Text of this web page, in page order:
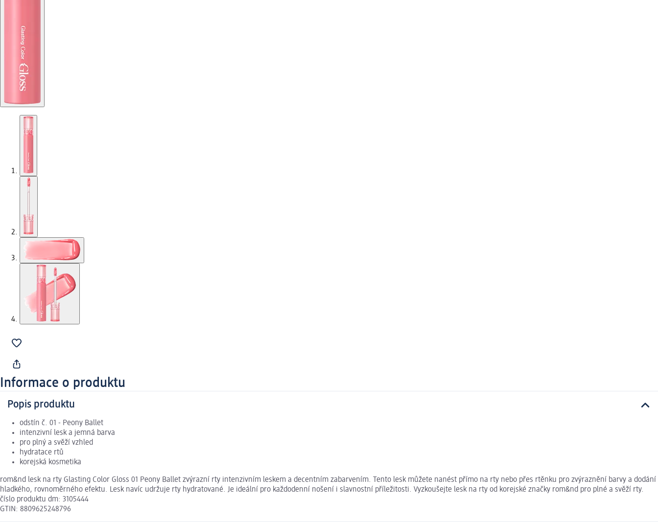
Informace o produktu
Popis produktu
odstín č. 01 - Peony Ballet
intenzivní lesk a jemná barva
pro plný a svěží vzhled
hydratace rtů
korejská kosmetika
rom&nd lesk na rty Glasting Color Gloss 01 Peony Ballet zvýrazní rty intenzivním leskem a decentním zabarvením. Tento lesk můžete nanést přímo na rty nebo přes rtěnku pro zvýraznění barvy a dodání
hladkého, rovnoměrného efektu. Lesk navíc udržuje rty hydratované. Je ideální pro každodenní nošení i slavnostní příležitosti. Vyzkoušejte lesk na rty od korejské značky rom&nd pro plné a svěží rty.
číslo produktu dm: 3105444
GTIN: 8809625248796